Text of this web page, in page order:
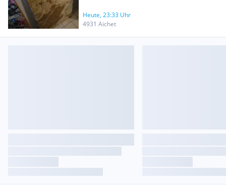
Heute, 23:33 Uhr
4931 Aichet